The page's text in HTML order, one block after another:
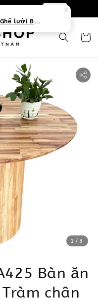
tôi
1 /3
Bàn ăn
chân
Tekkashop HDGD200 Ghế lười Beanbag form truyền thống, chất liệu Olefin canvas kháng nước, màu xanh biển, có thể sử dụng trong nhà và cả ngoài trời, có quai xách